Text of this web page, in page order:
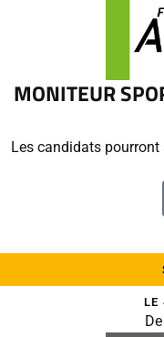
MONITEUR
Les candidats
LE